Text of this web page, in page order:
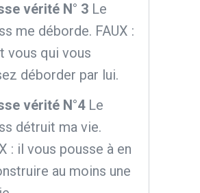
vérité N° 3 Le
me déborde. FAUX :
vous qui vous
déborder par lui.
vérité N°4 Le
détruit ma vie.
: il vous pousse à en
au moins une